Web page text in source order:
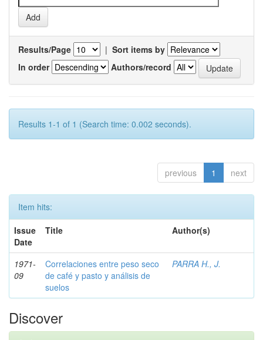
Results/Page | Sort items by
In order
Authors/record
Results 1-1 of 1 (Search time: 0.002 seconds).
previous 1 next
Item hits:
Issue
Date
Title Author(s)
1971-
09
Correlaciones entre peso seco
de café y pasto y análisis de
suelos
PARRA H., J.
Discover